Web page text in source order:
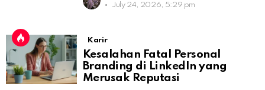
July 24, 2026, 5:29 pm
Karir
Kesalahan Fatal Personal
Branding di LinkedIn yang
Merusak Reputasi